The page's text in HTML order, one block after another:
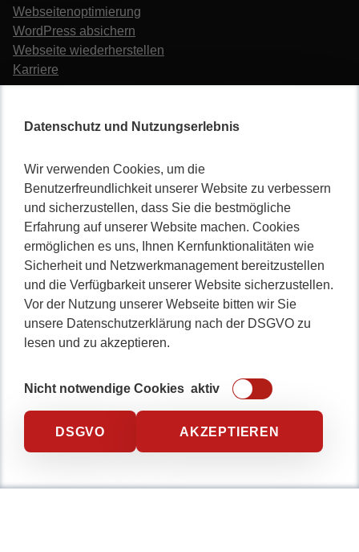
Datenschutz und Nutzungserlebnis
Wir verwenden Cookies, um die
Benutzerfreundlichkeit unserer Website zu verbessern
und sicherzustellen, dass Sie die bestmögliche
Erfahrung auf unserer Website machen. Cookies
ermöglichen es uns, Ihnen Kernfunktionalitäten wie
Sicherheit und Netzwerkmanagement bereitzustellen
und die Verfügbarkeit unserer Website sicherzustellen.
Vor der Nutzung unserer Webseite bitten wir Sie
unsere Datenschutzerklärung nach der DSGVO zu
lesen und zu akzeptieren.
Nicht notwendige Cookies aktiv
DSGVO AKZEPTIEREN
Webseitenoptimierung
WordPress absichern
Webseite wiederherstellen
Karriere
Nicht lange schnacken
gleich durchstarten!
0234 / 904 8115